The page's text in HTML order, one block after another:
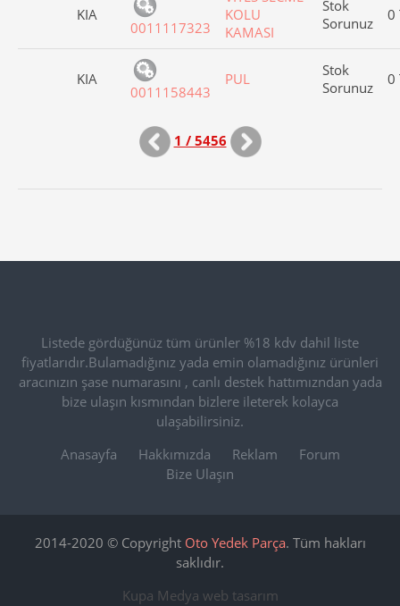
KIA
0011117323
KOLU
KAMASI
Stok
Sorunuz
0
KIA
0011158443
PUL
Stok
Sorunuz
0
1 / 5456
Listede gördüğünüz tüm ürünler %18 kdv dahil liste
fiyatlarıdır.Bulamadığınız yada emin olamadığınız ürünleri
aracınızın şase numarasını , canlı destek hattımızndan yada
bize ulaşın kısmından bizlere ileterek kolayca
ulaşabilirsiniz.
Anasayfa
Hakkımızda Reklam
Forum
Bize Ulaşın
2014-2020 © Copyright Oto Yedek Parça. Tüm hakları
saklıdır.
Kupa Medya web tasarım